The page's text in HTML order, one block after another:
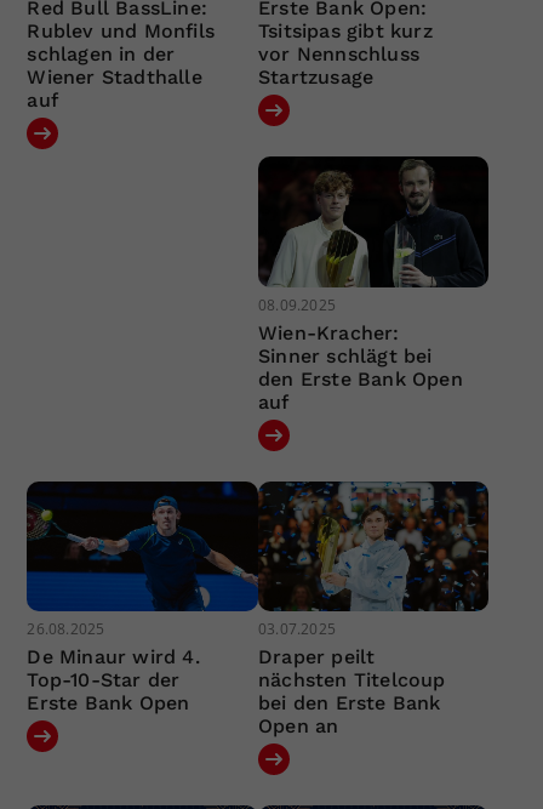
Red Bull BassLine:
Rublev und Monfils
schlagen in der
Wiener Stadthalle
auf
Erste Bank Open:
Tsitsipas gibt kurz
vor Nennschluss
Startzusage
08.09.2025
Wien-Kracher:
Sinner schlägt bei
den Erste Bank Open
auf
26.08.2025
De Minaur wird 4.
Top-10-Star der
Erste Bank Open
03.07.2025
Draper peilt
nächsten Titelcoup
bei den Erste Bank
Open an